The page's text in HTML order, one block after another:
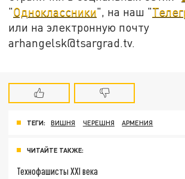
"Одноклассники", на наш "
или на электронную почту
arhangelsk@tsargrad.tv.
ТЕГИ: ВИШНЯ ЧЕРЕШНЯ АРМЕНИЯ
ЧИТАЙТЕ ТАКЖЕ:
Технофашисты XXI века